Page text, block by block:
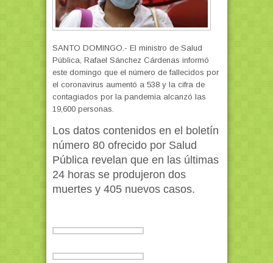
SANTO DOMINGO.- El ministro de Salud
Pública, Rafael Sánchez Cárdenas informó
este domingo que el número de fallecidos por
el coronavirus aumentó a 538 y la cifra de
contagiados por la pandemia alcanzó las
19,600 personas.
Los datos contenidos en el boletín
número 80 ofrecido por Salud
Pública revelan que en las últimas
24 horas se produjeron dos
muertes y 405 nuevos casos.